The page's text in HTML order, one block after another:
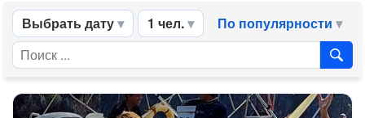
Выбрать дату 1 чел. По популярности